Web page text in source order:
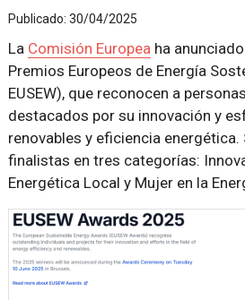
Publicado: 30/04/2025
La Comisión Europeaha
Premios Europeos de Energía
EUSEW), que reconocen a
destacados por su innovación y
renovables y eficiencia energética.
finalistas en tres categorías:
Energética Local y Mujer en la